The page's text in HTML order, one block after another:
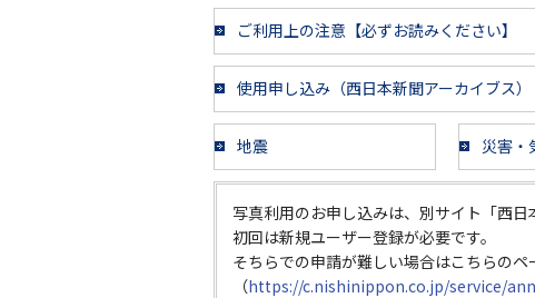
ご利用上の注意【必ずお読みください】
使用申し込み（西日本新聞アーカイブス）
地震 災害・
写真利用のお申し込みは、別サイト「西日
初回は新規ユーザー登録が必要です。
そちらでの申請が難しい場合はこちらのペ
（https://c.nishinippon.co.jp/service/